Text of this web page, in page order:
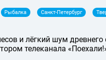
Рыбалка Санкт-Петербург
и лёгкий шум древнего
телеканала